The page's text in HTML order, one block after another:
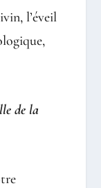
l’éveil
de la